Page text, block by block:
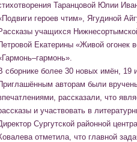
Таранцовой Юлии
героев чтим», Ягудиной
учащихся
Екатерины «Живой огонек
сборнике более 30 новых имён, 19
авторам были
рассказали, что
и участвовать в
Сургутской районной
отметила, что главной